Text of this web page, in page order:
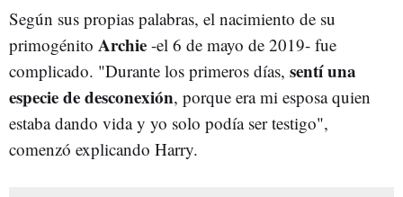
Según sus propias palabras, el nacimiento de su
primogénito Archie -el 6 de mayo de 2019- fue
complicado. "Durante los primeros días, sentí una
especie de desconexión, porque era mi esposa quien
estaba dando vida y yo solo podía ser testigo",
comenzó explicando Harry.